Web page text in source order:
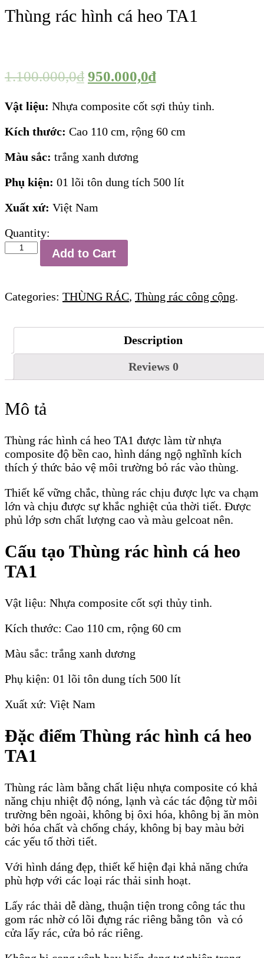
Thùng rác hình cá heo TA1
1.100.000,0₫ 950.000,0₫
Vật liệu: Nhựa composite cốt sợi thủy tinh.
Kích thước: Cao 110 cm, rộng 60 cm
Màu sắc: trắng xanh dương
Phụ kiện: 01 lõi tôn dung tích 500 lít
Xuất xứ: Việt Nam
Quantity:
Thùng
heo
số
Add to Cart
Categories: THÙNG RÁC, Thùng rác công cộng.
Description
Reviews 0
Mô tả
Thùng rác hình cá heo TA1 được làm từ nhựa
composite độ bền cao, hình dáng ngộ nghĩnh kích
thích ý thức bảo vệ môi trường bỏ rác vào thùng.
Thiết kế vững chắc, thùng rác chịu được lực va chạm
lớn và chịu được sự khắc nghiệt của thời tiết. Được
phủ lớp sơn chất lượng cao và màu gelcoat nên.
Cấu tạo Thùng rác hình cá heo
TA1
Vật liệu: Nhựa composite cốt sợi thủy tinh.
Kích thước: Cao 110 cm, rộng 60 cm
Màu sắc: trắng xanh dương
Phụ kiện: 01 lõi tôn dung tích 500 lít
Xuất xứ: Việt Nam
Đặc điểm Thùng rác hình cá heo
TA1
Thùng rác làm bằng chất liệu nhựa composite có khả
năng chịu nhiệt độ nóng, lạnh và các tác động từ môi
trường bên ngoài, không bị ôxi hóa, không bị ăn mòn
bởi hóa chất và chống cháy, không bị bay màu bởi
các yếu tố thời tiết.
Với hình dáng đẹp, thiết kế hiện đại khả năng chứa
phù hợp với các loại rác thải sinh hoạt.
Lấy rác thải dễ dàng, thuận tiện trong công tác thu
gom rác nhờ có lõi đựng rác riêng bằng tôn và có
cửa lấy rác, cửa bỏ rác riêng.